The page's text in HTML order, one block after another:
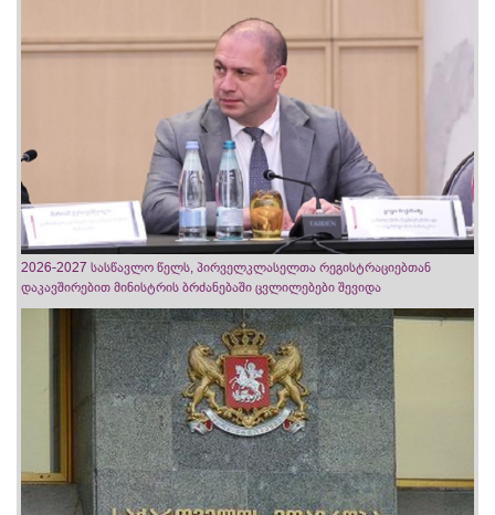
2026-2027 სასწავლო წელს, პირველკლასელთა რეგისტრაციებთან
დაკავშირებით მინისტრის ბრძანებაში ცვლილებები შევიდა